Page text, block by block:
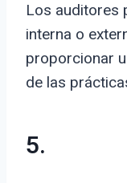
Los auditores
interna o
proporcionar
de las
5.